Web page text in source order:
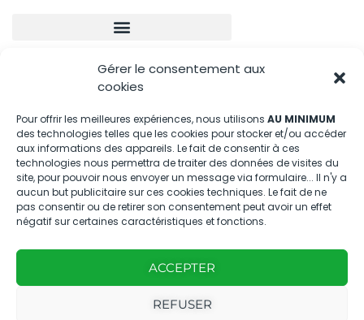
Gérer le consentement aux
cookies
Pour offrir les meilleures expériences, nous utilisons AU MINIMUM
des technologies telles que les cookies pour stocker et/ou accéder
aux informations des appareils. Le fait de consentir à ces
technologies nous permettra de traiter des données de visites du
site, pour pouvoir nous envoyer un message via formulaire... Il n'y a
aucun but publicitaire sur ces cookies techniques. Le fait de ne
pas consentir ou de retirer son consentement peut avoir un effet
négatif sur certaines caractéristiques et fonctions.
ACCEPTER
REFUSER
Nous contacter
04.88.08.75.28
contactBT@bleu-tomate.fr
Kit média
Kit média Bleu Tomate
Nous suivre